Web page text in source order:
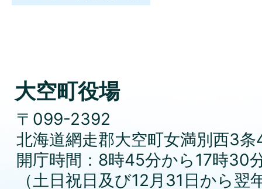
大空町役場
〒099-2392
北海道網走郡大空町女満別西3条
開庁時間：8時45分から17時30
（土日祝日及び12月31日から